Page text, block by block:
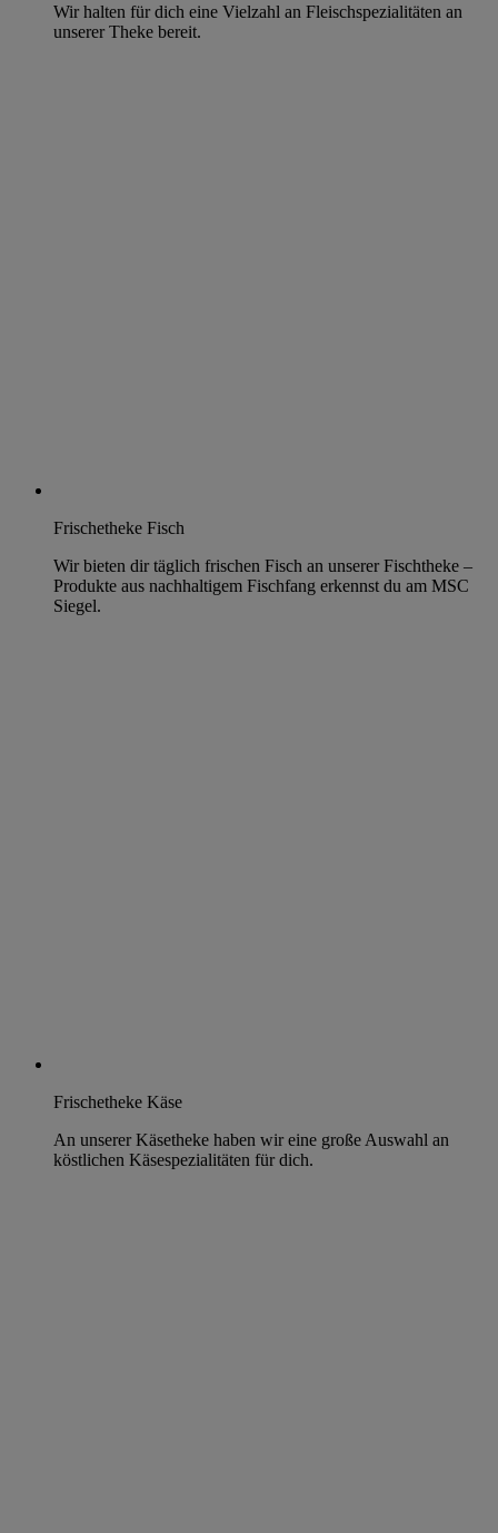
Wir halten für dich eine Vielzahl an Fleischspezialitäten an
unserer Theke bereit.
Frischetheke Fisch
Wir bieten dir täglich frischen Fisch an unserer Fischtheke –
Produkte aus nachhaltigem Fischfang erkennst du am MSC
Siegel.
Frischetheke Käse
An unserer Käsetheke haben wir eine große Auswahl an
köstlichen Käsespezialitäten für dich.